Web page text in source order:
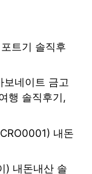
트기 솔직후
네이트 금고
행 솔직후기,
내돈
) 내돈내산 솔